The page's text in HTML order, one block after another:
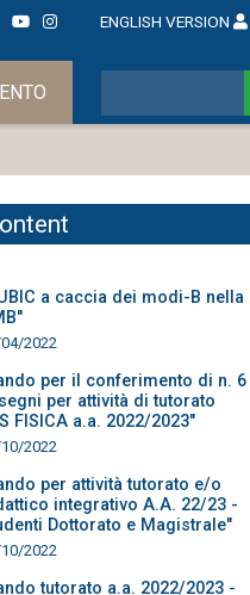
ENGLISH VERSION
a caccia dei modi-B nella
2022
per il conferimento di n. 6
per attività di tutorato
FISICA a.a. 2022/2023"
2022
per attività tutorato e/o
integrativo A.A. 22/23 -
Dottorato e Magistrale"
2022
tutorato a.a. 2022/2023 -